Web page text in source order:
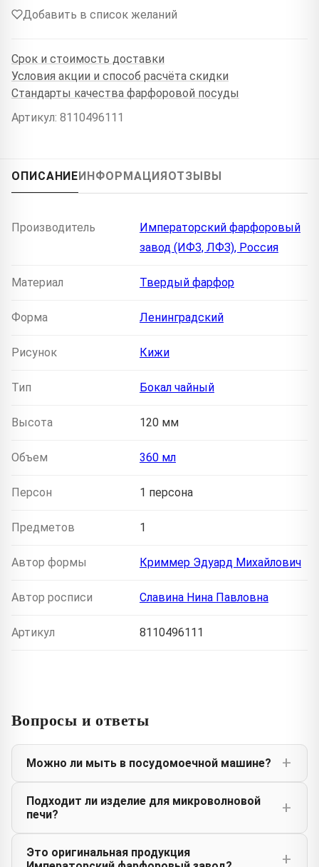
Добавить в список желаний
Срок и стоимость доставки
Условия акции и способ расчёта скидки
Стандарты качества фарфоровой посуды
Артикул: 8110496111
ОПИСАНИЕИНФОРМАЦИЯОТЗЫВЫ
Производитель
Императорский фарфоровый
завод (ИФЗ, ЛФЗ), Россия
Материал Твердый фарфор
Форма Ленинградский
Рисунок Кижи
Тип Бокал чайный
Высота 120 мм
Объем 360 мл
Персон 1 персона
Предметов 1
Автор формы Криммер Эдуард Михайлович
Автор росписи Славина Нина Павловна
Артикул 8110496111
Вопросы и ответы
Можно ли мыть в посудомоечной машине?
Подходит ли изделие для микроволновой
печи?
Это оригинальная продукция